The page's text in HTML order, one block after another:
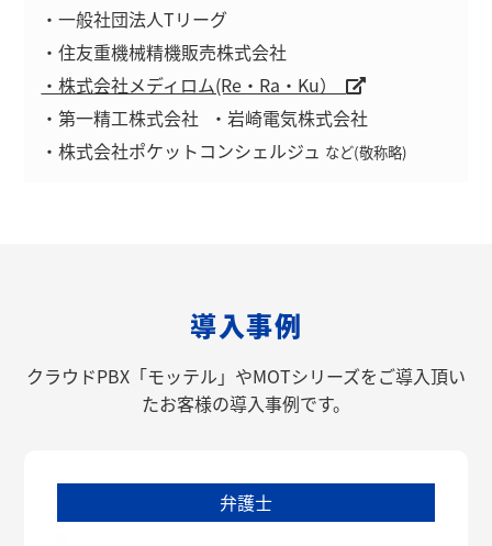
・一般社団法人Tリーグ
・住友重機械精機販売株式会社
・株式会社メディロム(Re・Ra・Ku）
・第一精工株式会社
・岩崎電気株式会社
・株式会社ポケットコンシェルジュ など(敬称略)
導入事例
クラウドPBX「モッテル」やMOTシリーズをご導入頂い
たお客様の導入事例です。
弁護士